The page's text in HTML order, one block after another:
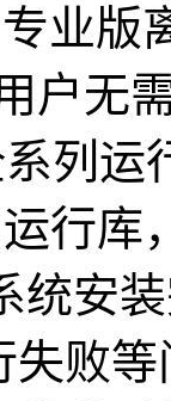
专业
户无
系列
行
统安
失败